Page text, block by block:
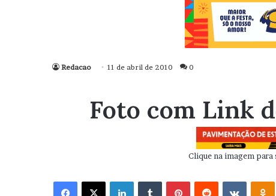
Redacao 11 de abril de 2010 0
Foto com Link
Clique na imagem
Facebook X Linkedin VK